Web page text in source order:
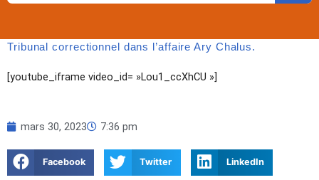
Tribunal correctionnel dans l’affaire Ary Chalus.
[youtube_iframe video_id= »Lou1_ccXhCU »]
mars 30, 2023 7:36 pm
Facebook Twitter LinkedIn